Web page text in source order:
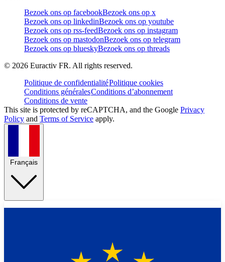
Bezoek ons op facebookBezoek ons op x
Bezoek ons op linkedinBezoek ons op youtube
Bezoek ons op rss-feedBezoek ons op instagram
Bezoek ons op mastodonBezoek ons op telegram
Bezoek ons op blueskyBezoek ons op threads
© 2026 Euractiv FR. All rights reserved.
Politique de confidentialitéPolitique cookies
Conditions généralesConditions d’abonnement
Conditions de vente
This site is protected by reCAPTCHA, and the Google Privacy
Policy and Terms of Service apply.
Français